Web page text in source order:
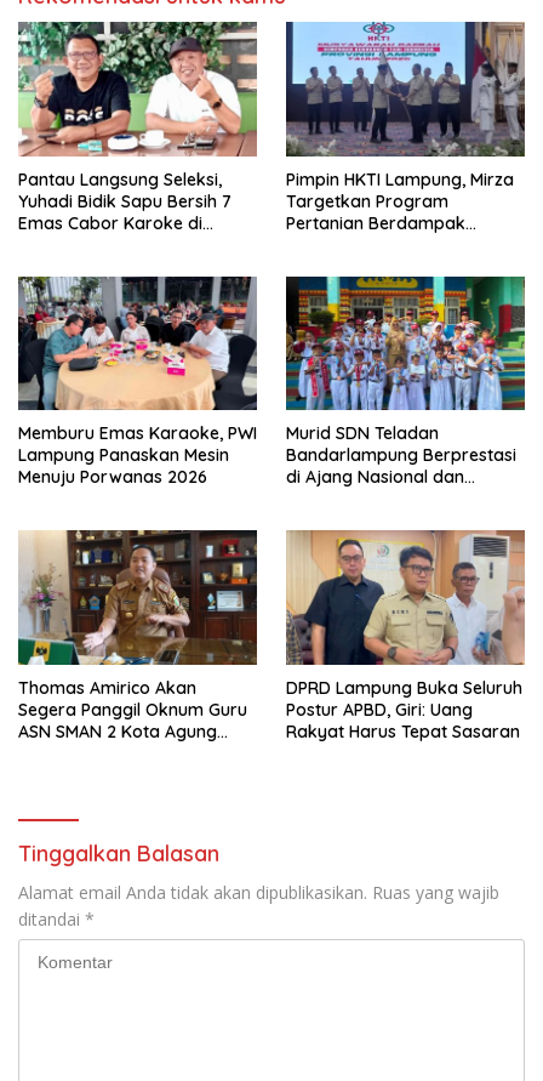
Pantau Langsung Seleksi,
Yuhadi Bidik Sapu Bersih 7
Emas Cabor Karoke di
Pimpin HKTI Lampung, Mirza
Targetkan Program
Pertanian Berdampak
Memburu Emas Karaoke, PWI
Lampung Panaskan Mesin
Menuju Porwanas 2026
Murid SDN Teladan
Bandarlampung Berprestasi
di Ajang Nasional dan
Thomas Amirico Akan
Segera Panggil Oknum Guru
ASN SMAN 2 Kota Agung
DPRD Lampung Buka Seluruh
Postur APBD, Giri: Uang
Rakyat Harus Tepat Sasaran
Tinggalkan Balasan
Alamat email Anda tidak akan dipublikasikan. Ruas yang wajib
ditandai *